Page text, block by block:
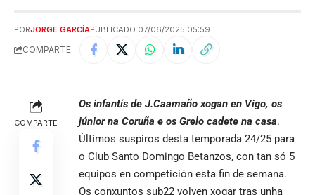
PORJORGE GARCÍAPUBLICADO 07/06/2025 05:59
COMPARTE
COMPARTE
Os infantís de J.Caamaño xogan en Vigo, os
júnior na Coruña e os Grelo cadete na casa.
Últimos suspiros desta temporada 24/25 para
o Club Santo Domingo Betanzos, con tan só 5
equipos en competición esta fin de semana.
Os conxuntos sub22 volven xogar tras unha